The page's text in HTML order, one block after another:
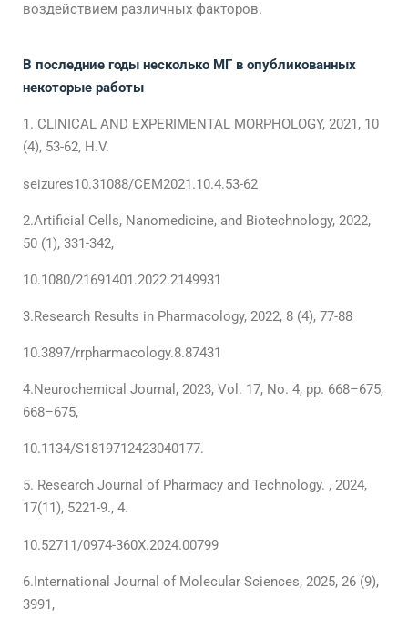
воздействием различных факторов.
В последние годы несколько МГ в опубликованных
некоторые работы
CLINICAL AND EXPERIMENTAL MORPHOLOGY, 2021, 10
(4), 53-62, H.V.
seizures10.31088/CEM2021.10.4.53-62
2.Artificial Cells, Nanomedicine, and Biotechnology, 2022,
50 (1), 331-342,
10.1080/21691401.2022.2149931
3.Research Results in Pharmacology, 2022, 8 (4), 77-88
10.3897/rrpharmacology.8.87431
4.Neurochemical Journal, 2023, Vol. 17, No. 4, pp. 668–675,
668–675,
10.1134/S1819712423040177.
Research Journal of Pharmacy and Technology. , 2024,
17(11), 5221-9., 4.
10.52711/0974-360X.2024.00799
6.International Journal of Molecular Sciences, 2025, 26 (9),
3991,